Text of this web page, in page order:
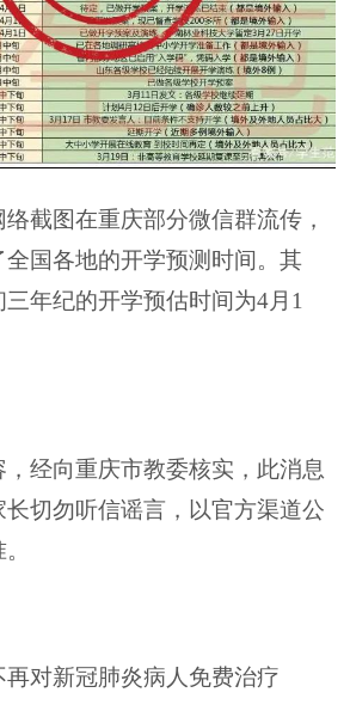
截图在重庆部分微信群流传，
国各地的开学预测时间。其
年纪的开学预估时间为4月1
，经向重庆市教委核实，此消息
切勿听信谣言，以官方渠道公
对新冠肺炎病人免费治疗